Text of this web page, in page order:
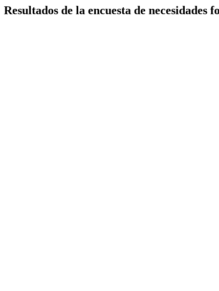
Resultados de la encuesta de necesidades